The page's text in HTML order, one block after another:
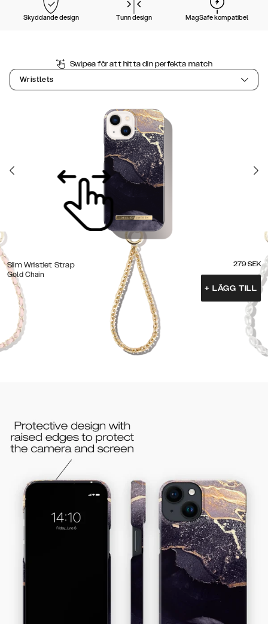
Skyddande design Tunn design MagSafe kompatibel
Swipea för att hitta din perfekta match
Wristlets
Slim Wristlet Strap
Gold Chain
279 SEK
+ LÄGG TILL